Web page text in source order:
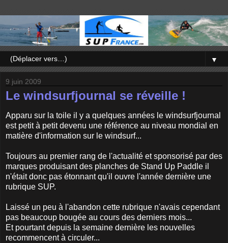
▼
9 juin 2009
Le windsurfjournal se réveille !
Apparu sur la toile il y a quelques années le windsurfjournal
est petit à petit devenu une référence au niveau mondial en
matière d'information sur le windsurf...
Toujours au premier rang de l'actualité et sponsorisé par des
marques produisant des planches de Stand Up Paddle il
n'était donc pas étonnant qu'il ouvre l'année dernière une
rubrique SUP.
Laissé un peu à l'abandon cette rubrique n'avais cependant
pas beaucoup bougée au cours des derniers mois...
Et pourtant depuis la semaine dernière les nouvelles
recommencent à circuler...